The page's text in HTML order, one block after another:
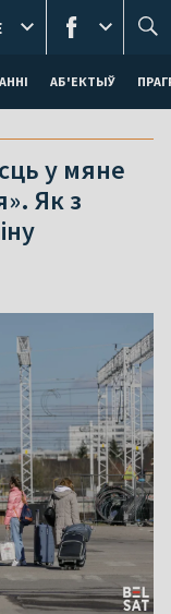
АБ'ЕКТЫЎ
у мяне
Як з